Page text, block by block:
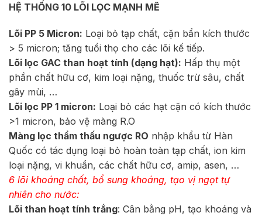
HỆ THỐNG 10 LÕI LỌC MẠNH MẼ
Lõi PP 5 Micron: Loại bỏ tạp chất, cặn bẩn kích thước
> 5 micron; tăng tuổi thọ cho các lõi kế tiếp.
Lõi lọc GAC than hoạt tính (dạng hạt): Hấp thụ một
phần chất hữu cơ, kim loại nặng, thuốc trừ sâu, chất
gây mùi, …
Lõi lọc PP 1 micron: Loại bỏ các hạt cặn có kích thước
>1 micron, bảo vệ màng R.O
Màng lọc thẩm thấu ngược RO nhập khẩu từ Hàn
Quốc có tác dụng loại bỏ hoàn toàn tạp chất, ion kim
loại nặng, vi khuẩn, các chất hữu cơ, amip, asen, …
6 lõi khoáng chất, bổ sung khoáng, tạo vị ngọt tự
nhiên cho nước:
Lõi than hoạt tính trắng: Cân bằng pH, tạo khoáng và